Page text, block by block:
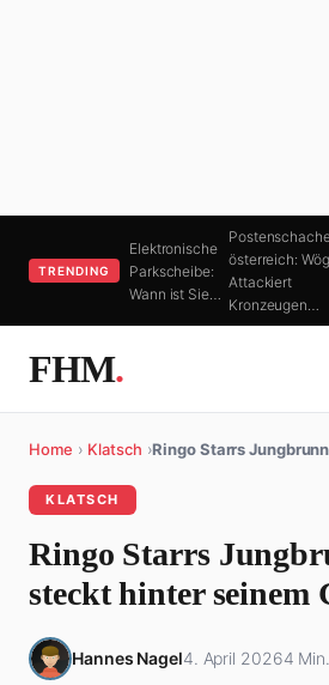
TRENDING
Elektronische
Parkscheibe:
Wann ist Sie…
österreich:
Attackiert
Kronzeugen…
FHM.
Home › Klatsch ›Ringo Starrs
KLATSCH
Ringo Starrs
steckt hinter seinem
Hannes Nagel4. April 20264